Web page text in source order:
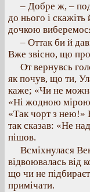
– Добре ж, –
до нього і
дочкою
– Оттак би й
Вже звісно, що
От вернувсь
як почув, що ти,
каже; «Чи не
«Ні жодною мірою
«Так чорт з нею!»
так сказав: «Не
пішов.
Всміхнулася
відвоювалась від
що чи не
примічати.